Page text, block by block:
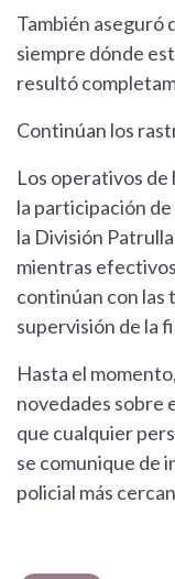
También aseguró
siempre dónde
resultó
Continúan los
Los operativos
la participación
la División
mientras
continúan con las
supervisión de la
Hasta el
novedades sobre
que cualquier
se comunique de
policial más